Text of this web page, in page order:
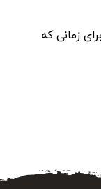
زمانی که